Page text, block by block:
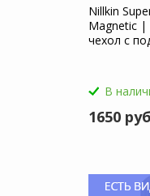
Nillkin
Magnetic |
чехол с
В
1650 руб